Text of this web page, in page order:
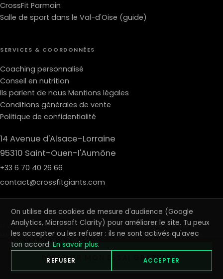
CrossFit Parmain
Salle de sport dans le Val-d'Oise (guide)
SERVICES & COORDONNÉES
Coaching personnalisé
Conseil en nutrition
Ils parlent de nous Mentions légales
Conditions générales de vente
Politique de confidentialité
14 Avenue d'Alsace-Lorraine
95310 Saint-Ouen-l'Aumône
+33 6 70 40 26 66
contact@crossfitgiants.com
© 2026 CROSSFIT GIANTS · REVIVE SARL · TOUS DROITS RÉSERVÉS ·
MENTIONS LÉGALES·CGV ·CONFIDENTIALITÉ· GÉRER LES COOKIES
OUVERT 7J/7 · SAINT-OUEN-L'AUMÔNE (95)
RÉSERVER MON ESSAI GRATUIT →
On utilise des cookies de mesure d'audience (Google
Analytics, Microsoft Clarity) pour améliorer le site. Tu peux
les accepter ou les refuser : ils ne sont activés qu'avec
ton accord.En savoir plus.
REFUSER ACCEPTER